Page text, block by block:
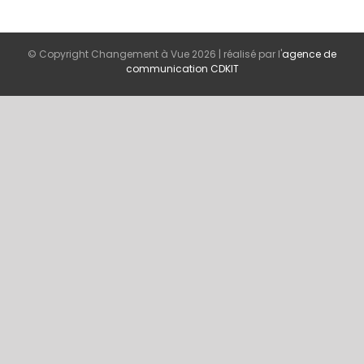
© Copyright Changement à Vue 2026 | réalisé par l'agence de
communication CDKIT